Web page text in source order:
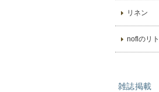
リネン
noflのリ
雑誌掲載